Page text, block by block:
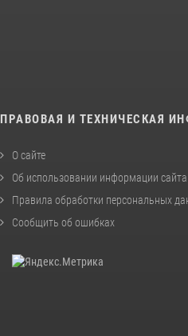
ПРАВОВАЯ И ТЕХНИЧЕСКАЯ
О сайте
Об использовании информации сайта
Правила обработки персональных
Сообщить об ошибках